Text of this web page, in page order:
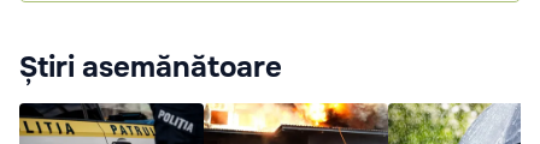
Știri asemănătoare